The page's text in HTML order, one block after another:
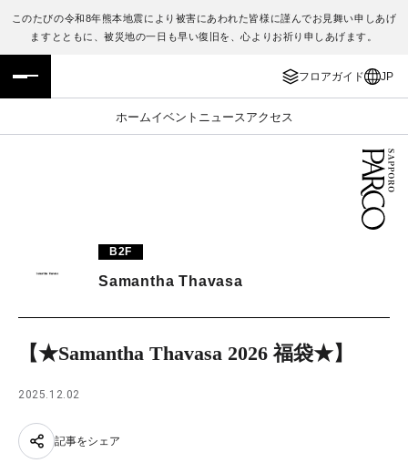
このたびの令和8年熊本地震により被害にあわれた皆様に謹んでお見舞い申しあげ
ますとともに、被災地の一日も早い復旧を、心よりお祈り申しあげます。
フロアガイド JP
ホームイベント ニュース アクセス
フロアガイド
施設案内・アクセス
TAX FREE
ENGLISH
繁体字
日本語
B2F
Samantha Thavasa
【★Samantha Thavasa 2026 福袋★】
2025.12.02
記事をシェア